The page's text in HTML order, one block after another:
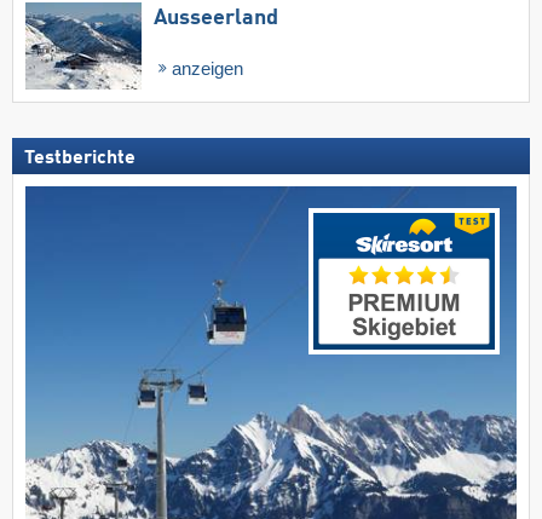
Ausseerland
anzeigen
Testberichte